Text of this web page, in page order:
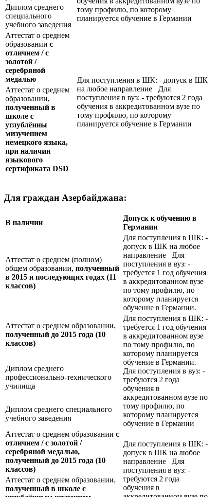
тому профилю, по которому
планируется обучение в Германии
Диплом среднего
специального
учебного заведения
Аттестат о среднем
образовании с
отличием / с
золотой /
серебряной
медалью
Для поступления в ШК: - допуск в ШК
на любое направление Для
поступления в вуз: - требуются 2 года
обучения в аккредитованном вузе по
тому профилю, по которому
планируется обучение в Германии
Аттестат о среднем
образовании,
полученный в
школе с
углублённы
мизучением
немецкого языка,
при наличии
языкового
сертификата DSD
Для граждан Азербайджана:
В наличии
Допуск к обучению в
Германии
Аттестат о среднем (полном)
общем образовании, полученный
в 2015 и последующих годах (11
классов)
Для поступления в ШК: -
допуск в ШК на любое
направление Для
поступления в вуз: -
требуется 1 год обучения
в аккредитованном вузе
по тому профилю, по
которому планируется
обучение в Германии.
Аттестат о среднем образовании,
полученный до 2015 года (10
классов)
Для поступления в ШК: -
требуется 1 год обучения
в аккредитованном вузе
по тому профилю, по
которому планируется
обучение в Германии.
Для поступления в вуз: -
требуются 2 года
обучения в
аккредитованном вузе по
тому профилю, по
которому планируется
обучение в Германии
Диплом среднего
профессионально-технического
училища
Диплом среднего специального
учебного заведения
Аттестат о среднем образовании с
отличием / с золотой /
серебряной медалью,
полученный до 2015 года (10
классов)
Для поступления в ШК: -
допуск в ШК на любое
направление Для
поступления в вуз: -
требуются 2 года
обучения в
Аттестат о среднем образовании,
полученный в школе с